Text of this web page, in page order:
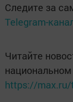
Следите за
Telegram-
Читайте
https://